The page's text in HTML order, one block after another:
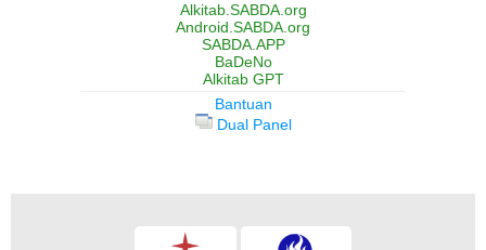
Alkitab.SABDA.org
Android.SABDA.org
SABDA.APP
BaDeNo
Alkitab GPT
Bantuan
Dual Panel